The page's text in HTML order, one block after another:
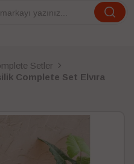
Setler
Complete Set Elvıra